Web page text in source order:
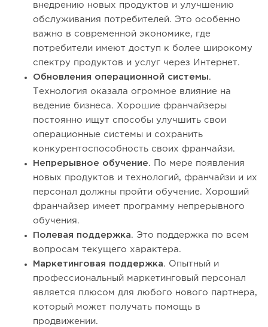
внедрению новых продуктов и улучшению
обслуживания потребителей. Это особенно
важно в современной экономике, где
потребители имеют доступ к более широкому
спектру продуктов и услуг через Интернет.
Обновления операционной системы.
Технология оказала огромное влияние на
ведение бизнеса. Хорошие франчайзеры
постоянно ищут способы улучшить свои
операционные системы и сохранить
конкурентоспособность своих франчайзи.
Непрерывное обучение. По мере появления
новых продуктов и технологий, франчайзи и их
персонал должны пройти обучение. Хороший
франчайзер имеет программу непрерывного
обучения.
Полевая поддержка. Это поддержка по всем
вопросам текущего характера.
Маркетинговая поддержка. Опытный и
профессиональный маркетинговый персонал
является плюсом для любого нового партнера,
который может получать помощь в
продвижении.